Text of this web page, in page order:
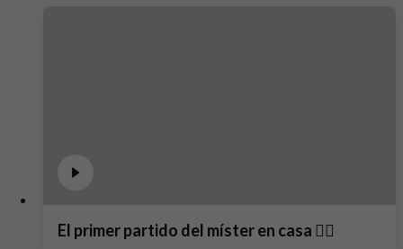
El primer partido del míster en casa ❤️‍🔥